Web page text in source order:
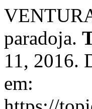
paradoja.
11, 2016.
em: